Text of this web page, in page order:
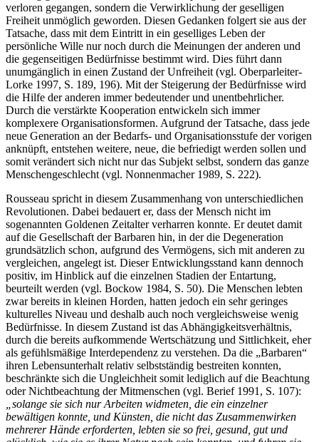
verloren gegangen, sondern die Verwirklichung der geselligen
Freiheit unmöglich geworden. Diesen Gedanken folgert sie aus der
Tatsache, dass mit dem Eintritt in ein geselliges Leben der
persönliche Wille nur noch durch die Meinungen der anderen und
die gegenseitigen Bedürfnisse bestimmt wird. Dies führt dann
unumgänglich in einen Zustand der Unfreiheit (vgl. Oberparleiter-
Lorke 1997, S. 189, 196). Mit der Steigerung der Bedürfnisse wird
die Hilfe der anderen immer bedeutender und unentbehrlicher.
Durch die verstärkte Kooperation ent­wickeln sich immer
komplexere Organisationsformen. Aufgrund der Tatsache, dass jede
neue Generation an der Bedarfs- und Organisationsstufe der vorigen
anknüpft, entstehen weitere, neue, die befriedigt werden sollen und
somit verändert sich nicht nur das Subjekt selbst, sondern das ganze
Menschengeschlecht (vgl. Nonnenmacher 1989, S. 222).
Rousseau spricht in diesem Zusammenhang von unterschiedlichen
Revolutionen. Dabei bedau­ert er, dass der Mensch nicht im
sogenannten Goldenen Zeitalter verharren konnte. Er deutet damit
auf die Gesellschaft der Barbaren hin, in der die Degeneration
grundsätzlich schon, auf­grund des Vermögens, sich mit anderen zu
vergleichen, angelegt ist. Dieser Entwicklungsstand kann dennoch
positiv, im Hinblick auf die einzelnen Stadien der Entartung,
beurteilt werden (vgl. Bockow 1984, S. 50). Die Menschen lebten
zwar bereits in kleinen Horden, hatten jedoch ein sehr geringes
kulturelles Niveau und deshalb auch noch vergleichsweise wenig
Bedürfnisse. In diesem Zustand ist das Abhängigkeitsverhältnis,
durch die bereits aufkommende Wertschätzung und Sittlichkeit, eher
als gefühlsmäßige Interdependenz zu verstehen. Da die „Bar­baren“
ihren Lebensunterhalt relativ selbstständig bestreiten konnten,
beschränkte sich die Un­gleichheit somit lediglich auf die Beachtung
oder Nichtbeachtung der Mitmenschen (vgl. Be­rief 1991, S. 107):
„solange sie sich nur Arbeiten widmeten, die ein einzelner
bewältigen konn­te, und Künsten, die nicht das Zusammenwirken
mehrerer Hände erforderten, lebten sie so frei, gesund, gut und